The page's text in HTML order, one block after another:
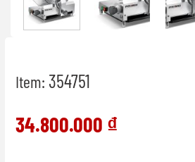
Item: 354751
34.800.000 ₫